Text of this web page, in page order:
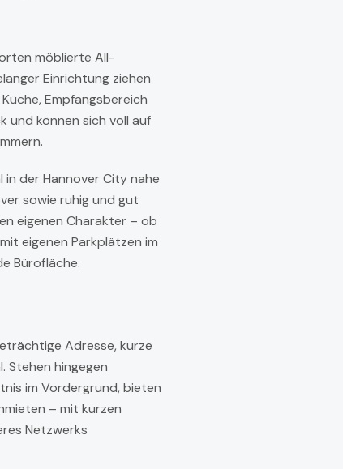
möblierte All-
Einrichtung ziehen
Empfangsbereich
und können sich voll auf
der Hannover City nahe
sowie ruhig und gut
eigenen Charakter – ob
eigenen Parkplätzen im
Bürofläche.
Adresse, kurze
Stehen hingegen
im Vordergrund, bieten
– mit kurzen
Netzwerks